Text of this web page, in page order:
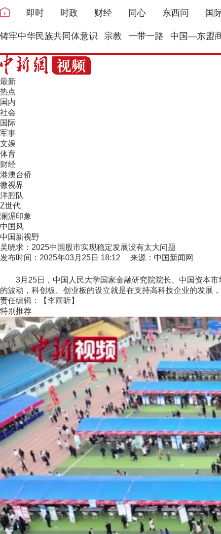
即时 时政 财经 同心 东西问 国
铸牢中华民族共同体意识 宗教 一带一路 中国—东盟
最新
热点
国内
社会
国际
军事
文娱
体育
财经
港澳台侨
微视界
洋腔队
Z世代
澜湄印象
中国风
中国新视野
吴晓求：2025中国股市实现稳定发展没有太大问题
发布时间：2025年03月25日 18:12 来源：中国新闻网
3月25日，中国人民大学国家金融研究院院长、中国资本市
的波动，科创板、创业板的设立就是在支持高科技企业的发展
责任编辑：【李雨昕】
特别推荐